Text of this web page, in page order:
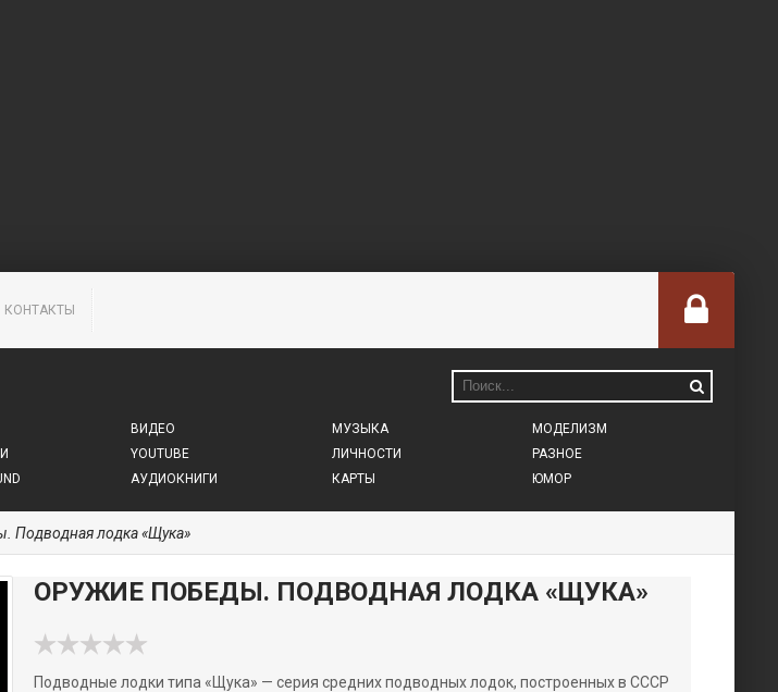
КОНТАКТЫ
ВИДЕО
YOUTUBE
АУДИОКНИГИ
МУЗЫКА
ЛИЧНОСТИ
КАРТЫ
МОДЕЛИЗМ
РАЗНОЕ
ЮМОР
Подводная лодка «Щука»
ОРУЖИЕ ПОБЕДЫ. ПОДВОДНАЯ ЛОДКА «ЩУКА»
Подводные лодки типа «Щука» — серия средних подводных лодок, построенных в СССР